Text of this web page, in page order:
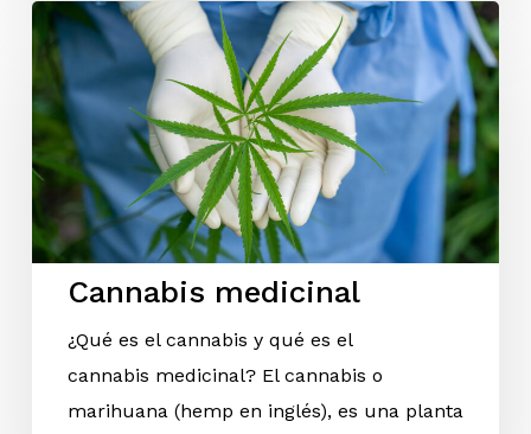
Cannabis medicinal
¿Qué es el cannabis y qué es el
cannabis medicinal? El cannabis o
marihuana (hemp en inglés), es una planta